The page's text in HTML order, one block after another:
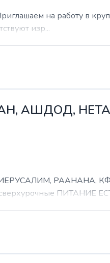
на работу в
изр...
АШДОД,
РААНАНА,
ПИТАНИЕ